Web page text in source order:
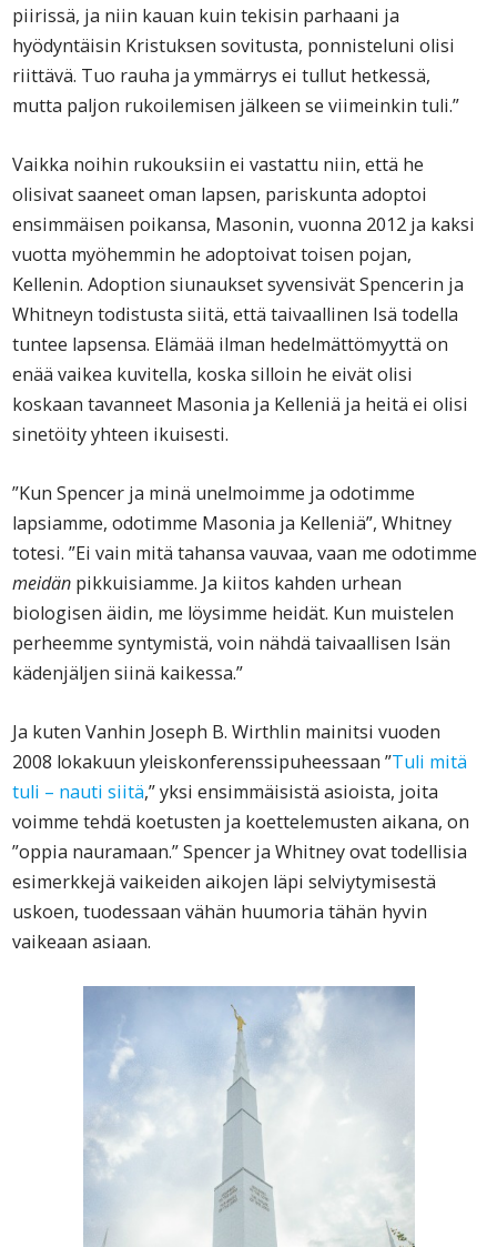
piirissä, ja niin kauan kuin tekisin parhaani ja
hyödyntäisin Kristuksen sovitusta, ponnisteluni olisi
riittävä. Tuo rauha ja ymmärrys ei tullut hetkessä,
mutta paljon rukoilemisen jälkeen se viimeinkin tuli.”
Vaikka noihin rukouksiin ei vastattu niin, että he
olisivat saaneet oman lapsen, pariskunta adoptoi
ensimmäisen poikansa, Masonin, vuonna 2012 ja kaksi
vuotta myöhemmin he adoptoivat toisen pojan,
Kellenin. Adoption siunaukset syvensivät Spencerin ja
Whitneyn todistusta siitä, että taivaallinen Isä todella
tuntee lapsensa. Elämää ilman hedelmättömyyttä on
enää vaikea kuvitella, koska silloin he eivät olisi
koskaan tavanneet Masonia ja Kelleniä ja heitä ei olisi
sinetöity yhteen ikuisesti.
”Kun Spencer ja minä unelmoimme ja odotimme
lapsiamme, odotimme Masonia ja Kelleniä”, Whitney
totesi. ”Ei vain mitä tahansa vauvaa, vaan me odotimme
meidän pikkuisiamme. Ja kiitos kahden urhean
biologisen äidin, me löysimme heidät. Kun muistelen
perheemme syntymistä, voin nähdä taivaallisen Isän
kädenjäljen siinä kaikessa.”
Ja kuten Vanhin Joseph B. Wirthlin mainitsi vuoden
2008 lokakuun yleiskonferenssipuheessaan ”Tuli mitä
tuli – nauti siitä,” yksi ensimmäisistä asioista, joita
voimme tehdä koetusten ja koettelemusten aikana, on
”oppia nauramaan.” Spencer ja Whitney ovat todellisia
esimerkkejä vaikeiden aikojen läpi selviytymisestä
uskoen, tuodessaan vähän huumoria tähän hyvin
vaikeaan asiaan.